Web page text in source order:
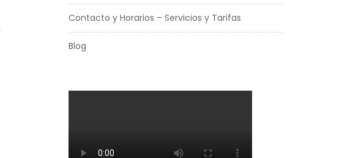
Contacto y Horarios – Servicios y Tarifas
Blog